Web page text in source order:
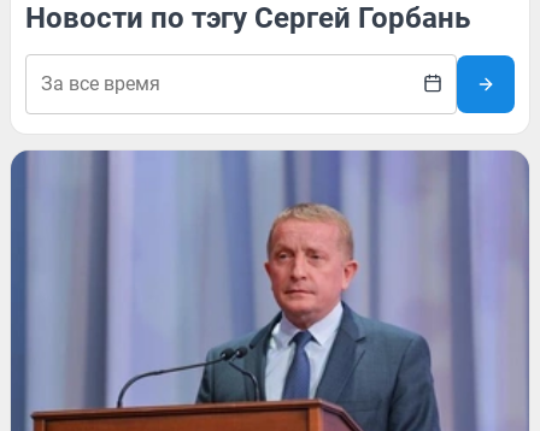
Новости по тэгу Сергей Горбань